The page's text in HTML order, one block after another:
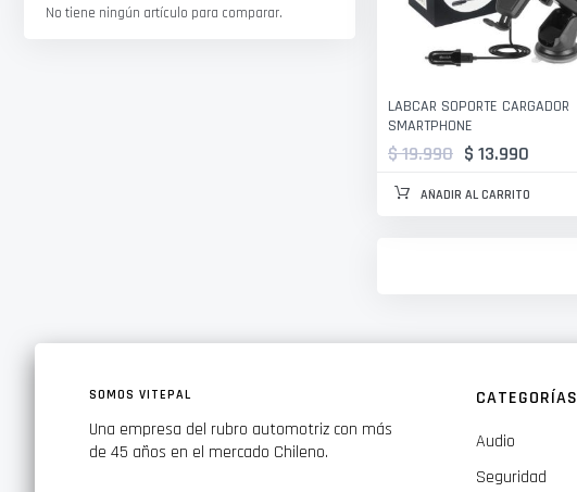
LABCAR SOPORTE CARGADOR
SMARTPHONE
$ 13.990
$ 19.990
AÑADIR AL CARRITO
No tiene ningún artículo para comparar.
SOMOS VITEPAL
Una empresa del rubro automotriz con más
de 45 años en el mercado Chileno.
CATEGORÍAS
Audio
Seguridad